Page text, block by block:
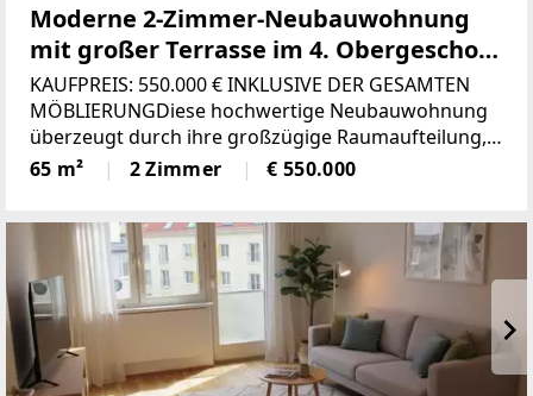
Moderne 2-Zimmer-Neubauwohnung
mit großer Terrasse im 4. Obergeschoss
– voll möbliert und sofort bezugsfrei
KAUFPREIS: 550.000 € INKLUSIVE DER GESAMTEN
MÖBLIERUNGDiese hochwertige Neubauwohnung
überzeugt durch ihre großzügige Raumaufteilung,
moderne Ausstattung und die sonnige 15,33 m²
große Terrasse. Die Wohnung wird voll
65 m² 2 Zimmer € 550.000